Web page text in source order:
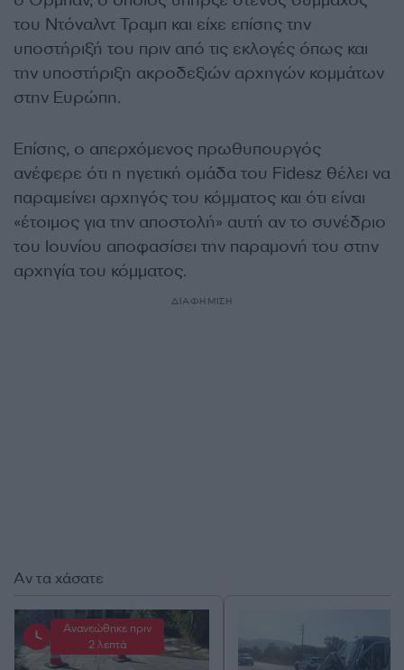
του Ντόναλντ Τραμπ και είχε επίσης την
υποστήριξή του πριν από τις εκλογές όπως και
την υποστήριξη ακροδεξιών αρχηγών κομμάτων
στην Ευρώπη.
Επίσης, ο απερχόμενος πρωθυπουργός
ανέφερε ότι η ηγετική ομάδα του Fidesz θέλει να
παραμείνει αρχηγός του κόμματος και ότι είναι
«έτοιμος για την αποστολή» αυτή αν το συνέδριο
του Ιουνίου αποφασίσει την παραμονή του στην
αρχηγία του κόμματος.
ΔΙΑΦΗΜΙΣΗ
Αν τα χάσατε
Ανανεώθηκε πριν
2 λεπτά